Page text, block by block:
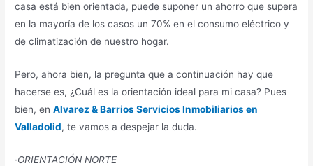
casa está bien orientada, puede suponer un ahorro que supera
en la mayoría de los casos un 70% en el consumo eléctrico y
de climatización de nuestro hogar.
Pero, ahora bien, la pregunta que a continuación hay que
hacerse es, ¿Cuál es la orientación ideal para mi casa? Pues
bien, en Alvarez & Barrios Servicios Inmobiliarios en
Valladolid, te vamos a despejar la duda.
·ORIENTACIÓN NORTE